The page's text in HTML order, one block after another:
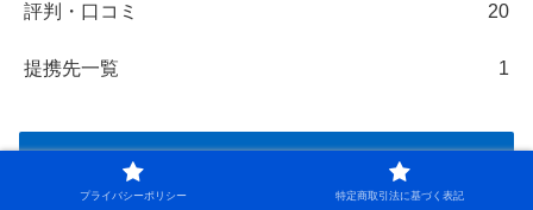
評判・口コミ 20
提携先一覧 1
プロフィール
プライバシーポリシー 特定商取引法に基づく表記